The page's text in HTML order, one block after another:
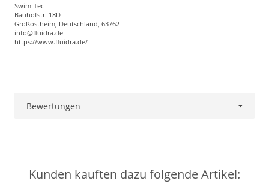
Swim-Tec
Bauhofstr. 18D
Großostheim, Deutschland, 63762
info@fluidra.de
https://www.fluidra.de/
Bewertungen
Kunden kauften dazu folgende Artikel: